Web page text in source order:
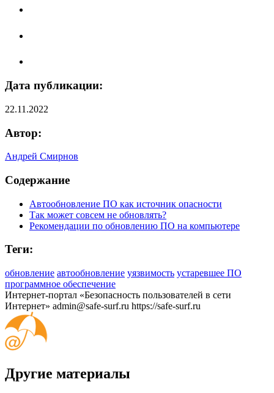
Дата публикации:
22.11.2022
Автор:
Андрей Смирнов
Содержание
Автообновление ПО как источник опасности
Так может совсем не обновлять?
Рекомендации по обновлению ПО на компьютере
Теги:
обновление автообновление уязвимость устаревшее ПО
программное обеспечение
Интернет-портал «Безопасность пользователей в сети
Интернет» admin@safe-surf.ru https://safe-surf.ru
Другие материалы